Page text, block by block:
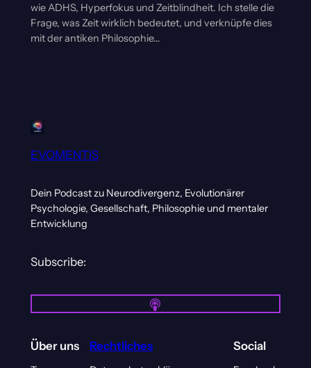
wie ADHS, Hyperfokus und Zeitblindheit. Ich stelle die
Frage, was Zeit wirklich bedeutet, und verknüpfe dies
mit der antiken Philosophie…
EVOMENTIS
Dein Podcast zu Neurodivergenz, Evolutionärer
Psychologie, Gesellschaft, Philosophie und mentaler
Entwicklung
Subscribe:
Über uns Rechtliches Social